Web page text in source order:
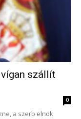
szállít
0
a szerb elnök